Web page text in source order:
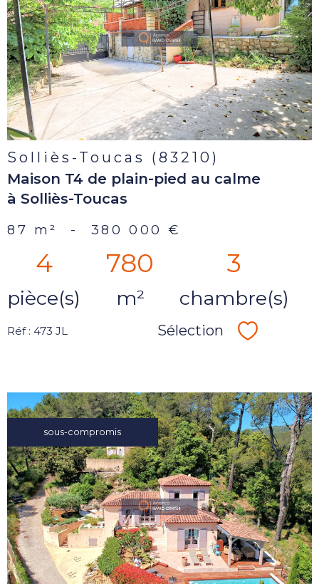
voir le
bien
Solliès-Toucas (83210)
Maison T4 de plain-pied au calme
à Solliès-Toucas
87 m² - 380 000 €
4
pièce(s)
780
m²
3
chambre(s)
Réf : 473 JL Sélection
sous-compromis
voir le
bien